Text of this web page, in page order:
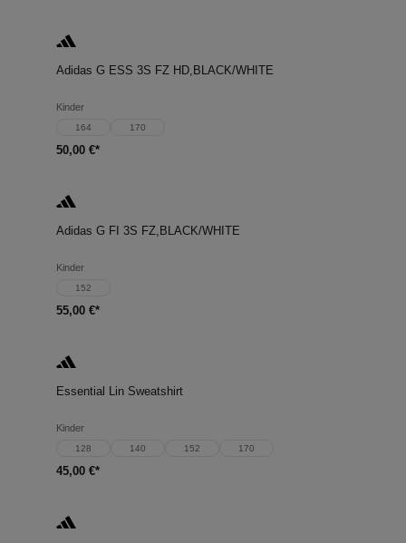
Adidas G ESS 3S FZ HD,BLACK/WHITE
Kinder
164 170
50,00 €*
Adidas G FI 3S FZ,BLACK/WHITE
Kinder
152
55,00 €*
Essential Lin Sweatshirt
Kinder
128 140 152 170
45,00 €*